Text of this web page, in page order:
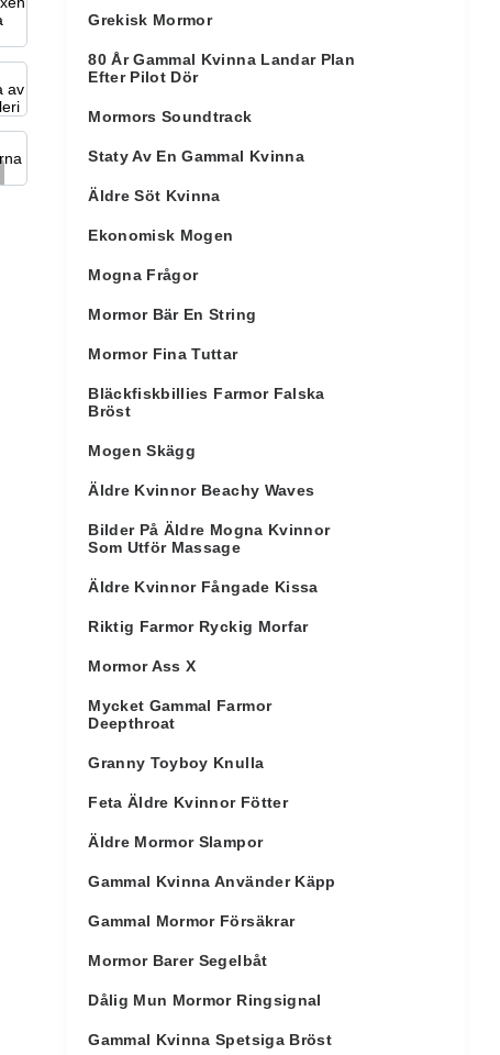
Grekisk Mormor
80 År Gammal Kvinna Landar Plan
Efter Pilot Dör
Mormors Soundtrack
Staty Av En Gammal Kvinna
Äldre Söt Kvinna
Ekonomisk Mogen
Mogna Frågor
Mormor Bär En String
Mormor Fina Tuttar
Bläckfiskbillies Farmor Falska
Bröst
Mogen Skägg
Äldre Kvinnor Beachy Waves
Bilder På Äldre Mogna Kvinnor
Som Utför Massage
Äldre Kvinnor Fångade Kissa
Riktig Farmor Ryckig Morfar
Mormor Ass X
Mycket Gammal Farmor
Deepthroat
Granny Toyboy Knulla
Feta Äldre Kvinnor Fötter
Äldre Mormor Slampor
Gammal Kvinna Använder Käpp
Gammal Mormor Försäkrar
Mormor Barer Segelbåt
Dålig Mun Mormor Ringsignal
Gammal Kvinna Spetsiga Bröst